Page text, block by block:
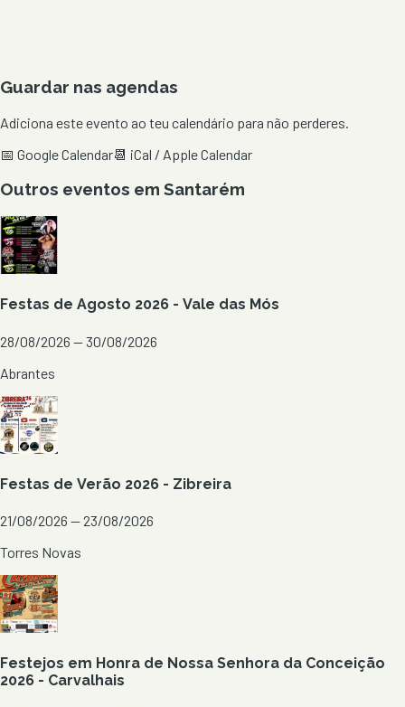
Guardar nas agendas
Adiciona este evento ao teu calendário para não perderes.
📅 Google Calendar📆 iCal / Apple Calendar
Outros eventos em Santarém
Festas de Agosto 2026 - Vale das Mós
28/08/2026 — 30/08/2026
Abrantes
Festas de Verão 2026 - Zibreira
21/08/2026 — 23/08/2026
Torres Novas
Festejos em Honra de Nossa Senhora da Conceição
2026 - Carvalhais